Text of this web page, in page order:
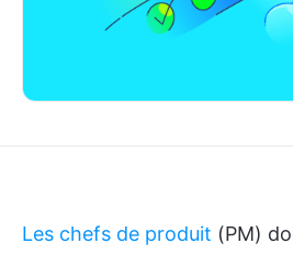
Les chefs de produit (PM)